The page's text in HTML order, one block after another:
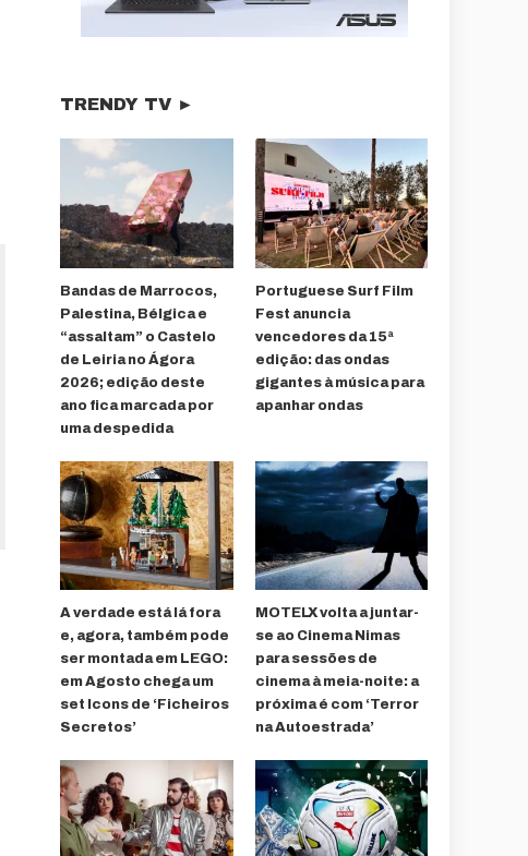
TRENDY TV ►
Bandas de Marrocos,
Palestina, Bélgica e
“assaltam” o Castelo
de Leiria no Ágora
2026; edição deste
ano fica marcada por
uma despedida
Portuguese Surf Film
Fest anuncia
vencedores da 15ª
edição: das ondas
gigantes à música para
apanhar ondas
A verdade está lá fora
e, agora, também pode
ser montada em LEGO:
em Agosto chega um
set Icons de ‘Ficheiros
Secretos’
MOTELX volta a juntar-
se ao Cinema Nimas
para sessões de
cinema à meia-noite: a
próxima é com ‘Terror
na Autoestrada’